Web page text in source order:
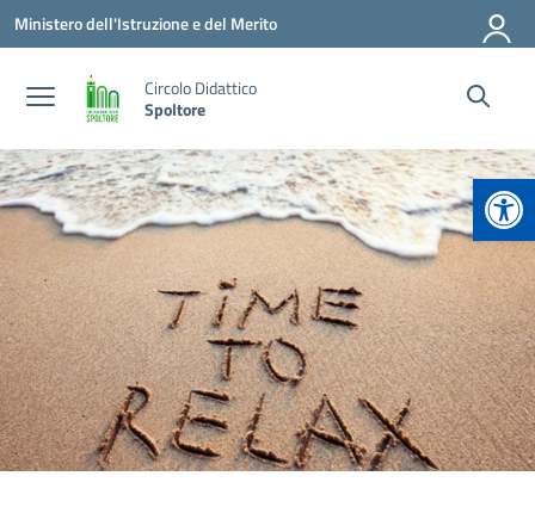
Vai ai contenuti
Vai al menu di navigazione
Vai al footer
Ministero dell'Istruzione e del Merito
Circolo Didattico
Spoltore